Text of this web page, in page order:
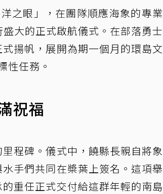
之眼」，在團隊順應海象的專業
大的正式啟航儀式。在部落勇士
揚帆，展開為期一個月的環島文
性任務。
祝福
程碑。儀式中，饒縣長親自將象
手們共同在槳葉上簽名。這項舉
重任正式交付給這群年輕的南島